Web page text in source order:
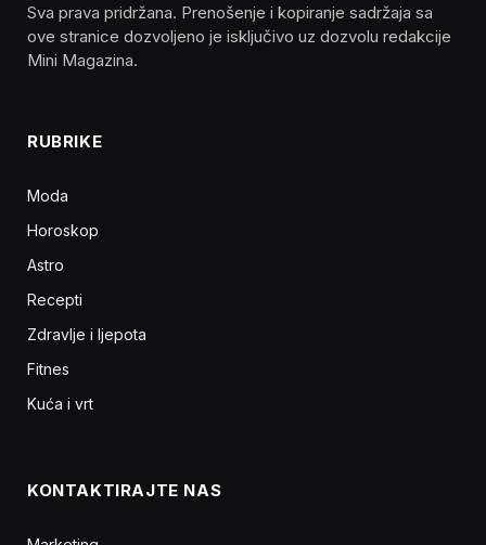
Sva prava pridržana. Prenošenje i kopiranje sadržaja sa
ove stranice dozvoljeno je isključivo uz dozvolu redakcije
Mini Magazina.
RUBRIKE
Moda
Horoskop
Astro
Recepti
Zdravlje i ljepota
Fitnes
Kuća i vrt
KONTAKTIRAJTE NAS